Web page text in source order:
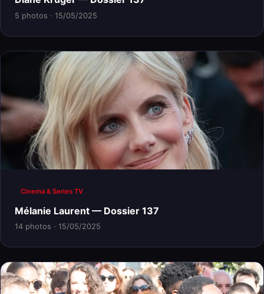
5 photos · 15/05/2025
Cinema & Series TV
Mélanie Laurent — Dossier 137
14 photos · 15/05/2025